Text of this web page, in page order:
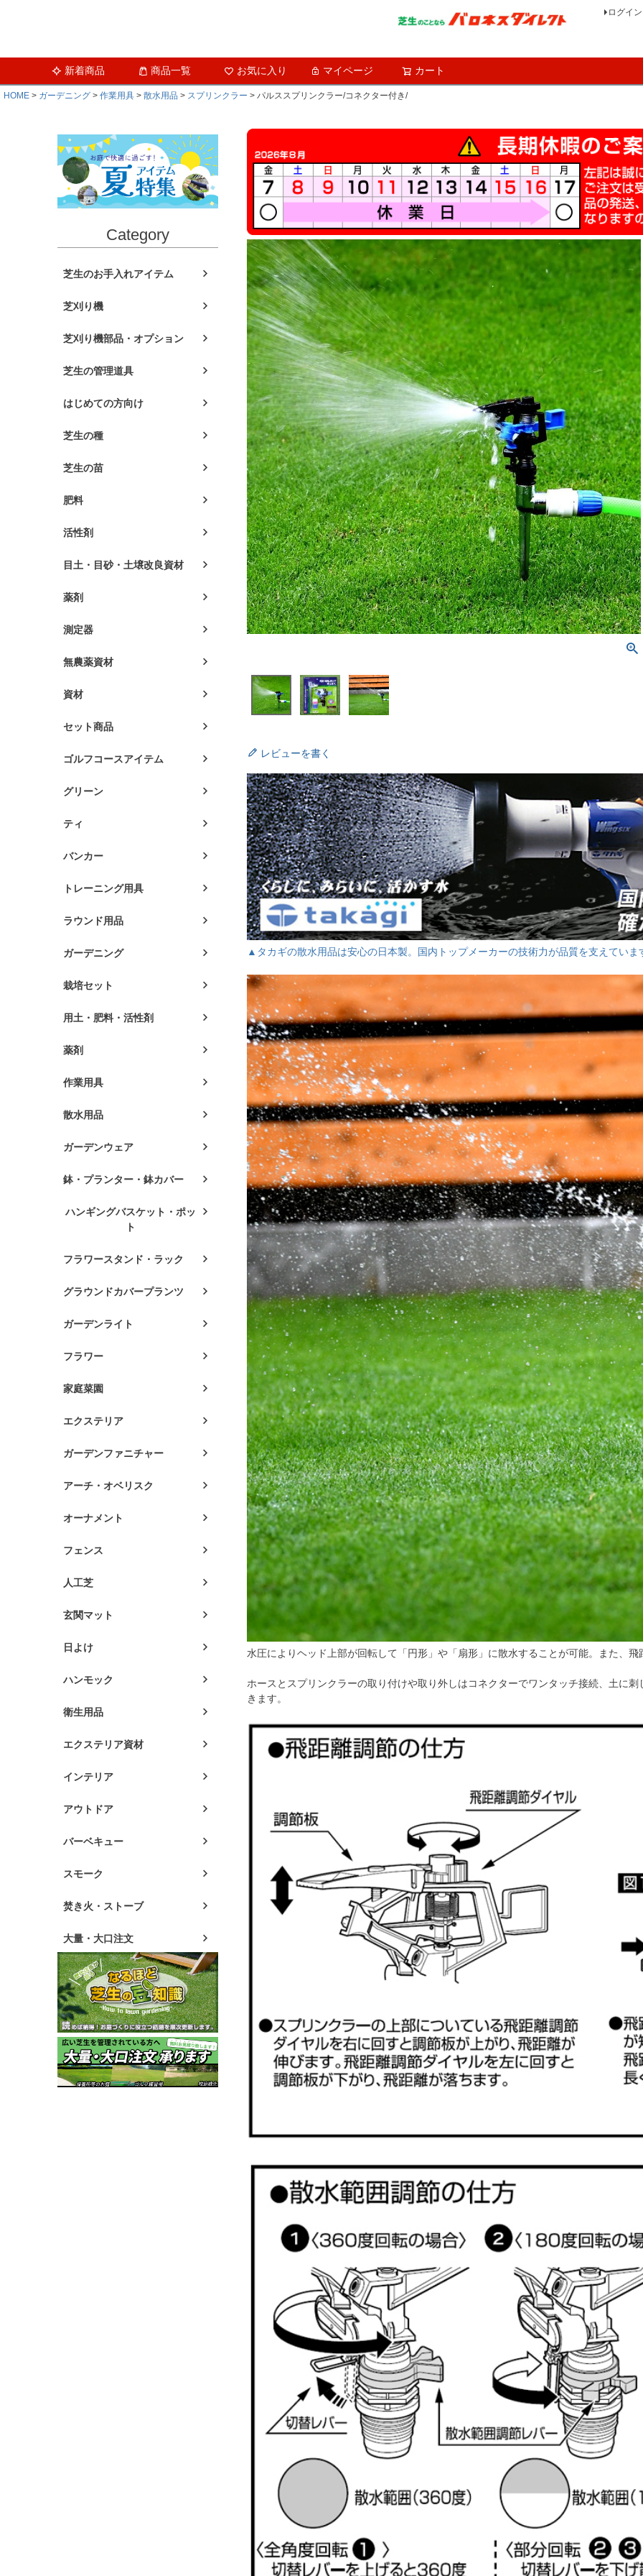
ログイン
新着商品 商品一覧 お気に入り マイページ カート
HOME ガーデニング 作業用具 散水用品 スプリンクラー パルススプリンクラー/コネクター付き/
Category
芝生のお手入れアイテム
芝刈り機
芝刈り機部品・オプション
芝生の管理道具
はじめての方向け
芝生の種
芝生の苗
肥料
活性剤
目土・目砂・土壌改良資材
薬剤
測定器
無農薬資材
資材
セット商品
ゴルフコースアイテム
グリーン
ティ
バンカー
トレーニング用具
ラウンド用品
ガーデニング
栽培セット
用土・肥料・活性剤
薬剤
作業用具
散水用品
ガーデンウェア
鉢・プランター・鉢カバー
ハンギングバスケット・ポッ
ト
フラワースタンド・ラック
グラウンドカバープランツ
ガーデンライト
フラワー
家庭菜園
エクステリア
ガーデンファニチャー
アーチ・オベリスク
オーナメント
フェンス
人工芝
玄関マット
日よけ
ハンモック
衛生用品
エクステリア資材
インテリア
アウトドア
バーベキュー
スモーク
焚き火・ストーブ
大量・大口注文
レビューを書く
▲タカギの散水用品は安心の日本製。国内トップメーカーの技術力が品質を支えていま
水圧によりヘッド上部が回転して「円形」や「扇形」に散水することが可能。また、
ホースとスプリンクラーの取り付けや取り外しはコネクターでワンタッチ接続、土に
きます。